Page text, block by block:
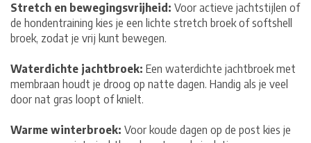
Stretch en bewegingsvrijheid: Voor actieve jachtstijlen of
de hondentraining kies je een lichte stretch broek of softshell
broek, zodat je vrij kunt bewegen.
Waterdichte jachtbroek: Een waterdichte jachtbroek met
membraan houdt je droog op natte dagen. Handig als je veel
door nat gras loopt of knielt.
Warme winterbroek: Voor koude dagen op de post kies je